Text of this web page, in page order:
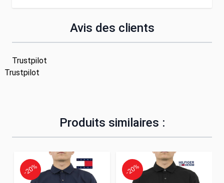
Avis des clients
Trustpilot
Trustpilot
Produits similaires :
-20% -20%